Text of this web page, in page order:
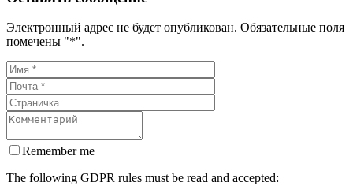
Электронный адрес не будет опубликован. Обязательные поля
помечены "*".
Remember me
The following GDPR rules must be read and accepted: